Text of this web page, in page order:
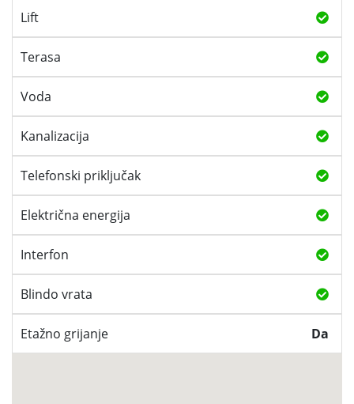
Lift
Terasa
Voda
Kanalizacija
Telefonski priključak
Električna energija
Interfon
Blindo vrata
Etažno grijanje Da